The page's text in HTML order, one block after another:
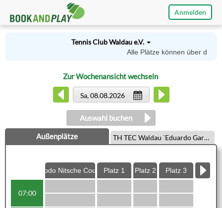
Anmelden
Tennis Club Waldau e.V.
Alle Plätze können über das
Zur Wochenansicht wechseln
Sa, 08.08.2026
Auswahl buchen
Außenplätze TH TEC Waldau `Eduardo Garcia Halle´
07:00
Bodo Nitsche Court Platz 1 Platz 2 Platz 3 Platz